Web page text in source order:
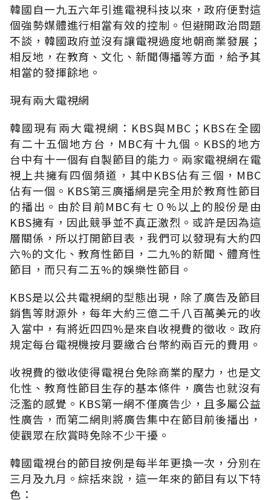
韓國自一九五六年引進電視科技以來，政府便對這
個強勢媒體進行相當有效的控制。但避開政治問題
不談，韓國政府並沒有讓電視過度地朝商業發展；
相反地，在教育、文化、新聞傳播等方面，給予其
相當的發揮餘地。
現有兩大電視網
韓國現有兩大電視網：KBS與MBC；KBS在全國
有二十五個地方台，MBC有十九個。KBS的地方
台中有十一個有自製節目的能力。兩家電視網在電
視上共擁有四個頻道，其中KBS佔有三個，MBC
佔有一個。KBS第三廣播網是完全用於教育性節目
的播出。由於目前MBC有七０%以上的股份是由
KBS擁有，因此競爭並不真正激烈。或許是因為這
層關係，所以打開節目表，我們可以發現有大約四
六%的文化、教育性節目，二九%的新聞、體育性
節目，而只有二五%的娛樂性節目。
KBS是以公共電視網的型態出現，除了廣告及節目
銷售等財源外，每年大約三億二千八百萬美元的收
入當中，有將近四四%是來自收視費的徵收。政府
規定每台電視機按月要繳合台幣約兩百元的費用。
收視費的徵收使得電視台免除商業的壓力，也是文
化性、教育性節目生存的基本條件，廣告也就沒有
泛濫的感覺。KBS第一網不僅廣告少，且多屬公益
性廣告，而第二網則將廣告集中在節目前後播出，
使觀眾在欣賞時免除不少干擾。
韓國電視台的節目按例是每半年更換一次，分別在
三月及九月。綜括來說，這一年來的節目有以下特
色：